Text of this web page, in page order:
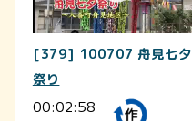
[379] 100707 舟見七夕
祭り
00:02:58